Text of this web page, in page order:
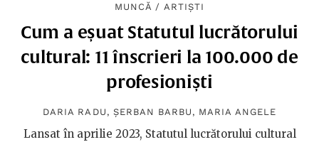
MUNCĂ / ARTIȘTI
Cum a eșuat Statutul lucrătorului
cultural: 11 înscrieri la 100.000 de
profesioniști
DARIA RADU , ȘERBAN BARBU , MARIA ANGELE
Lansat în aprilie 2023, Statutul lucrătorului cultural